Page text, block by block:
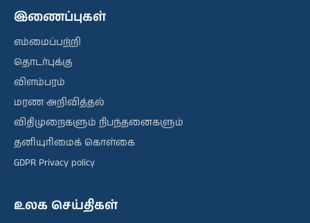
இணைப்புகள்
எம்மைப்பற்றி
தொடர்புக்கு
விளம்பரம்
மரண அறிவித்தல்
விதிமுறைகளும் நிபந்தனைகளும்
தனியுரிமைக் கொள்கை
GDPR Privacy policy
உலக செய்திகள்